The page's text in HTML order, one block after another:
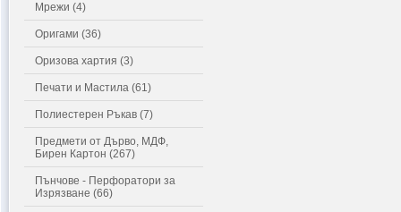
Мрежи (4)
Оригами (36)
Оризова хартия (3)
Печати и Мастила (61)
Полиестерен Ръкав (7)
Предмети от Дърво, МДФ,
Бирен Картон (267)
Пънчове - Перфоратори за
Изрязване (66)